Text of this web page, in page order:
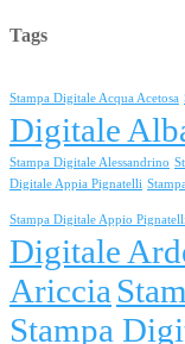
Tags
Stampa Digitale Acqua Acetosa
Digitale
Stampa Digitale Alessandrino
Digitale Appia Pignatelli
Stampa Digitale Appio Pignatelli
Digitale
Ariccia
Stampa